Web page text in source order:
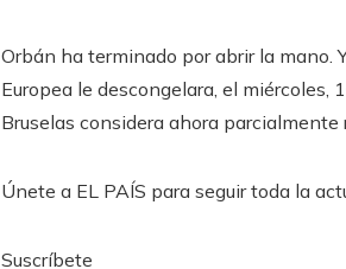
Orbán ha terminado por abrir la mano.
Europea le descongelara, el miércoles,
Bruselas considera ahora
Únete a EL PAÍS para seguir toda la
Suscríbete